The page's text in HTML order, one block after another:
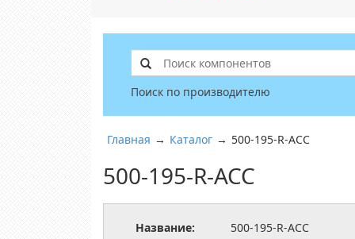
Поиск по производителю
Главная → Каталог → 500-195-R-ACC
500-195-R-ACC
Название:
500-195-R-ACC